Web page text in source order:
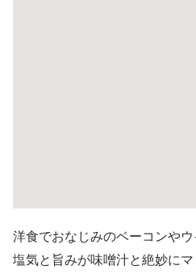
洋食でおなじみのベーコンや
塩気と旨みが味噌汁と絶妙に